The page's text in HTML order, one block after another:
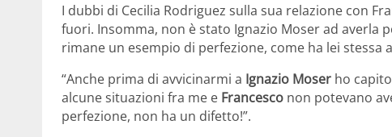
I dubbi di Cecilia Rodriguez sulla sua relazione con
fuori. Insomma, non è stato Ignazio Moser ad averla
rimane un esempio di perfezione, come ha lei stessa
“Anche prima di avvicinarmi a Ignazio Moser ho
alcune situazioni fra me e Francesco non potevano
perfezione, non ha un difetto!”.